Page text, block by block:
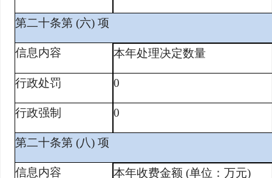
第二十条第 (六) 项
信息内容 本年处理决定数量
行政处罚 0
行政强制 0
第二十条第 (八) 项
信息内容 本年收费金额 (单位：万元)